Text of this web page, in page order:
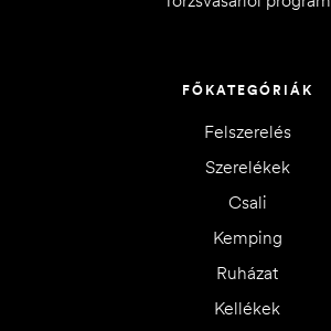
FŐKATEGÓRIÁK
Felszerelés
Szerelékek
Csali
Kemping
Ruházat
Kellékek